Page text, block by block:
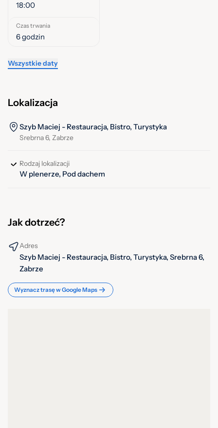
18:00
Czas trwania
6 godzin
Wszystkie daty
Lokalizacja
Szyb Maciej - Restauracja, Bistro, Turystyka
Srebrna 6, Zabrze
Rodzaj lokalizacji
W plenerze, Pod dachem
Jak dotrzeć?
Adres
Szyb Maciej - Restauracja, Bistro, Turystyka, Srebrna 6,
Zabrze
Wyznacz trasę w Google Maps